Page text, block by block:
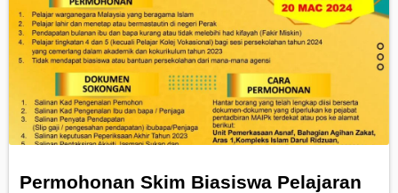
Permohonan Skim Biasiswa Pelajaran